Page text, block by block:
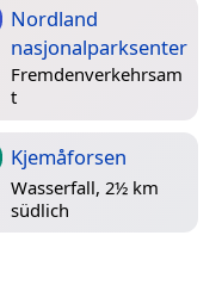
Nordland
nasjonalparksenter
Fremdenverkehrsam
t
Kjemåforsen
Wasserfall, 2½ km
südlich